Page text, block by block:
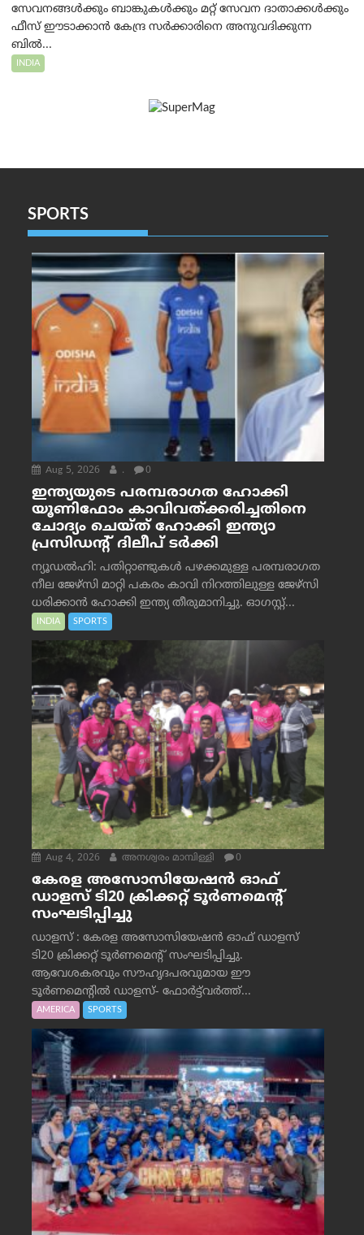
സേവനങ്ങൾക്കും ബാങ്കുകൾക്കും മറ്റ് സേവന ദാതാക്കൾക്കും
ഫീസ് ഈടാക്കാൻ കേന്ദ്ര സർക്കാരിനെ അനുവദിക്കുന്ന
ബിൽ...
INDIA
SPORTS
Aug 5, 2026 . 0
ഇന്ത്യയുടെ പരമ്പരാഗത ഹോക്കി
യൂണിഫോം കാവിവത്ക്കരിച്ചതിനെ
ചോദ്യം ചെയ്ത് ഹോക്കി ഇന്ത്യാ
പ്രസിഡന്റ് ദിലീപ് ടര്‍ക്കി
ന്യൂഡൽഹി: പതിറ്റാണ്ടുകൾ പഴക്കമുള്ള പരമ്പരാഗത
നീല ജേഴ്‌സി മാറ്റി പകരം കാവി നിറത്തിലുള്ള ജേഴ്‌സി
ധരിക്കാൻ ഹോക്കി ഇന്ത്യ തീരുമാനിച്ചു. ഓഗസ്റ്റ്...
INDIA SPORTS
Aug 4, 2026 അനശ്വരം മാമ്പിള്ളി 0
കേരള അസോസിയേഷൻ ഓഫ്
ഡാളസ് ടി20 ക്രിക്കറ്റ് ടൂർണമെന്റ്
സംഘടിപ്പിച്ചു
ഡാളസ് : കേരള അസോസിയേഷൻ ഓഫ് ഡാളസ്
ടി20 ക്രിക്കറ്റ് ടൂർണമെന്റ് സംഘടിപ്പിച്ചു.
ആവേശകരവും സൗഹൃദപരവുമായ ഈ
ടൂർണമെന്റിൽ ഡാളസ്- ഫോർട്ട്‌വര്‍ത്ത്...
AMERICA SPORTS